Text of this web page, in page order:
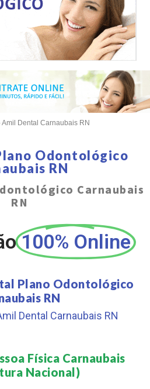
Amil Dental Carnaubais RN
Odontológico
RN
Carnaubais
RN
100% Online
Plano Odontológico
RN
Dental Carnaubais RN
Física Carnaubais
Nacional)​